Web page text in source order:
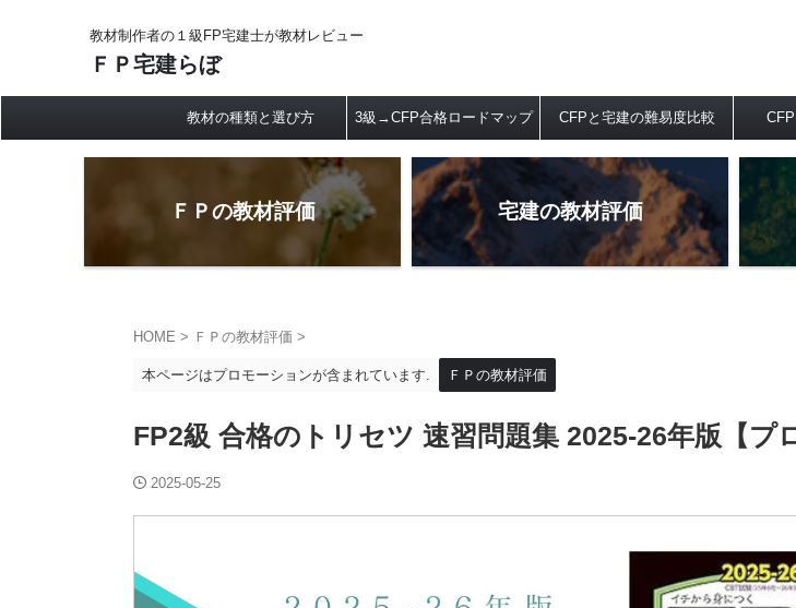
教材制作者の１級FP宅建士が教材レビュー
ＦＰ宅建らぼ
教材の種類と選び方 3級→CFP合格ロードマップ CFPと宅建の難易度比較
ＦＰの教材評価 宅建の教材評価
HOME > ＦＰの教材評価 >
本ページはプロモーションが含まれています. ＦＰの教材評価
FP2級 合格のトリセツ 速習問題集 2025-26年版【プ
2025-05-25